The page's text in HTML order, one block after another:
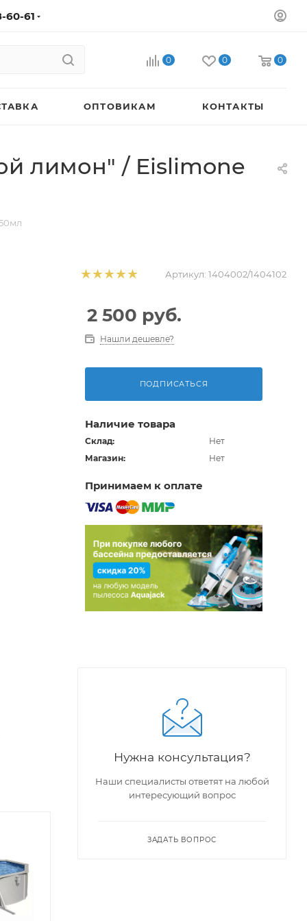
60-61
0 0 0
ОПТОВИКАМ КОНТАКТЫ
лимон" / Eislimone
Артикул: 1404002/1404102
2 500 руб.
Нашли дешевле?
ПОДПИСАТЬСЯ
Наличие товара
Склад:
Нет
Магазин:
Нет
Принимаем к оплате
Нужна консультация?
Наши специалисты ответят на любой
интересующий вопрос
ЗАДАТЬ ВОПРОС